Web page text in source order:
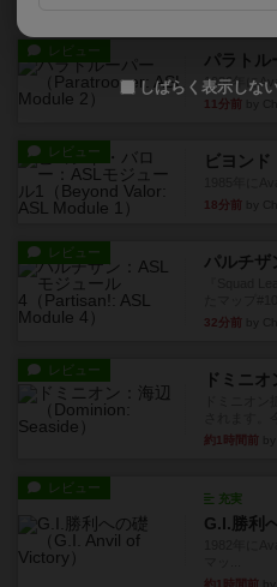
レビュー パラトル
1986年に
11分前
レビュー ビヨン
18分前
レビュー パルチザ
32分前
レビュー ドミニ
約1時間前
レビュー
充実
G.I.勝利
約1時間前
しばらく表示しな